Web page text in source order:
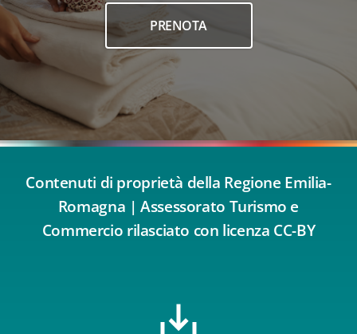
PRENOTA
Contenuti di proprietà della Regione Emilia-
Romagna | Assessorato Turismo e
Commercio rilasciato con licenza CC-BY